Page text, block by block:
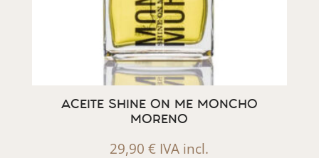
ACEITE SHINE ON ME MONCHO
MORENO
29,90€ IVA incl.